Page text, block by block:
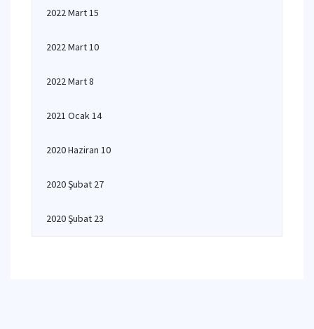
2022 Mart 15
2022 Mart 10
2022 Mart 8
2021 Ocak 14
2020 Haziran 10
2020 Şubat 27
2020 Şubat 23